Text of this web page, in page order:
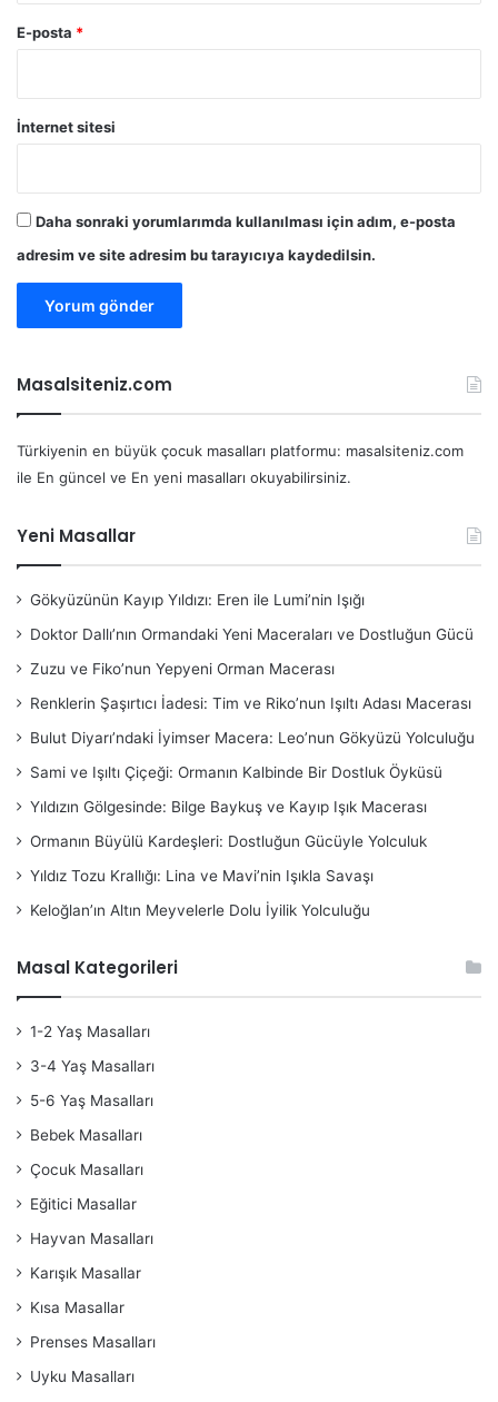
E-posta *
İnternet sitesi
Daha sonraki yorumlarımda kullanılması için adım, e-posta
adresim ve site adresim bu tarayıcıya kaydedilsin.
Masalsiteniz.com
Türkiyenin en büyük çocuk masalları platformu: masalsiteniz.com
ile En güncel ve En yeni masalları okuyabilirsiniz.
Yeni Masallar
Gökyüzünün Kayıp Yıldızı: Eren ile Lumi’nin Işığı
Doktor Dallı’nın Ormandaki Yeni Maceraları ve Dostluğun Gücü
Zuzu ve Fiko’nun Yepyeni Orman Macerası
Renklerin Şaşırtıcı İadesi: Tim ve Riko’nun Işıltı Adası Macerası
Bulut Diyarı’ndaki İyimser Macera: Leo’nun Gökyüzü Yolculuğu
Sami ve Işıltı Çiçeği: Ormanın Kalbinde Bir Dostluk Öyküsü
Yıldızın Gölgesinde: Bilge Baykuş ve Kayıp Işık Macerası
Ormanın Büyülü Kardeşleri: Dostluğun Gücüyle Yolculuk
Yıldız Tozu Krallığı: Lina ve Mavi’nin Işıkla Savaşı
Keloğlan’ın Altın Meyvelerle Dolu İyilik Yolculuğu
Masal Kategorileri
1-2 Yaş Masalları
3-4 Yaş Masalları
5-6 Yaş Masalları
Bebek Masalları
Çocuk Masalları
Eğitici Masallar
Hayvan Masalları
Karışık Masallar
Kısa Masallar
Prenses Masalları
Uyku Masalları